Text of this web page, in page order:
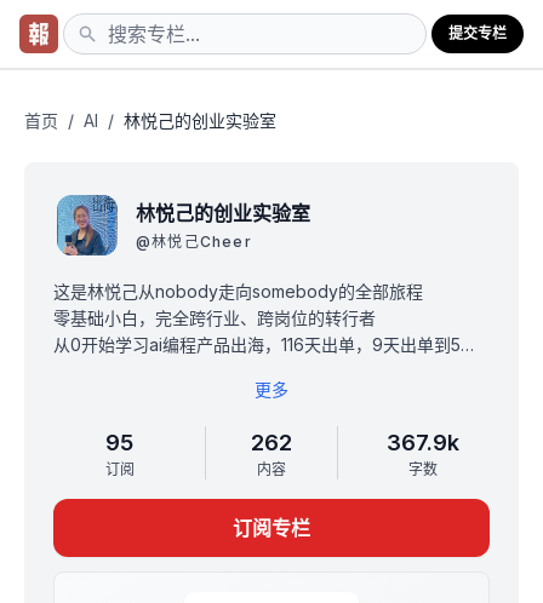
提交专栏
首页 / AI / 林悦己的创业实验室
林悦己的创业实验室
@林悦己Cheer
这是林悦己从nobody走向somebody的全部旅程
零基础小白，完全跨行业、跨岗位的转行者
从0开始学习ai编程产品出海，116天出单，9天出单到5个
10月开始all in AI自媒体（海外） TIKTOK60天涨粉6K
专栏不仅有项目进展和思考，还有生活点滴和心得分享...
因为看见所以相信，我希望我的小白逆袭之路，能传递能
量和信念。
想做就做，不会就学，错了就改，人生本来就可以乱来！
更多
95
订阅
262
内容
367.9k
字数
订阅专栏